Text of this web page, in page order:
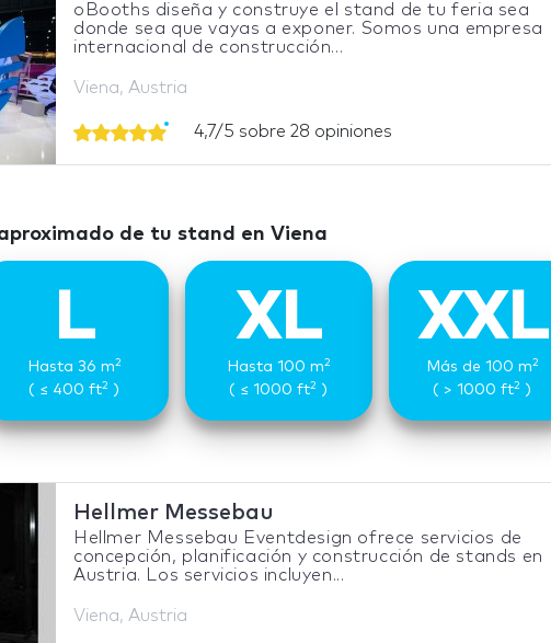
oBooths diseña y construye el stand de tu feria sea
donde sea que vayas a exponer. Somos una empresa
internacional de construcción...
Viena, Austria
4,7/5 sobre 28 opiniones
de tu stand en Viena
L
Hasta 36 m2
( ≤ 400 ft2 )
XL
Hasta 100 m2
( ≤ 1000 ft2 )
XXL
Más de 100 m2
( > 1000 ft2 )
Hellmer Messebau
Hellmer Messebau Eventdesign ofrece servicios de
concepción, planificación y construcción de stands en
Austria. Los servicios incluyen...
Viena, Austria